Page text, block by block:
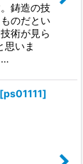
鋳造の技
のだとい
術が見ら
思いま
…
[ps01111]